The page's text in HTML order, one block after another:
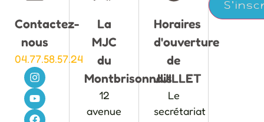
Contactez-
nous
04.77.58.57.24
La
MJC
du
Montbrisonnais
12
avenue
Horaires
d'ouverture
de
JUILLET
Le
secrétariat